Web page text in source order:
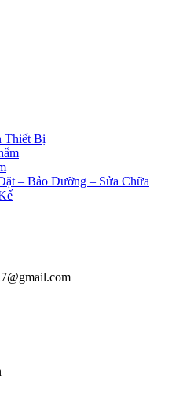
Thiết Bị
– Bảo Dưỡng – Sửa Chữa